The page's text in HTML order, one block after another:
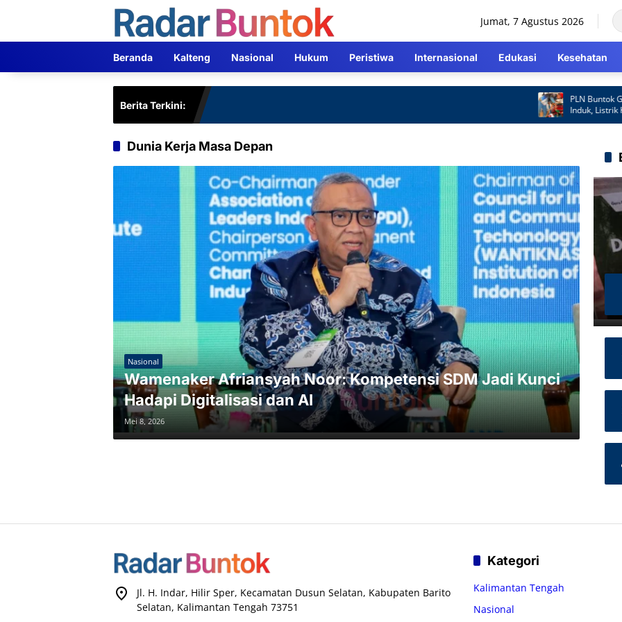
Jumat, 7 Agustus 2026
Beranda Kalteng Nasional Hukum Peristiwa Internasional Edukasi Kesehatan
Berita Terkini:
PLN Buntok Gerak
Induk, Listrik
Cepat
Dunia Kerja Masa Depan
Nasional
Wamenaker Afriansyah Noor: Kompetensi SDM Jadi Kunci
Hadapi Digitalisasi dan AI
Mei 8, 2026
Jl. H. Indar, Hilir Sper, Kecamatan Dusun Selatan, Kabupaten Barito
Selatan, Kalimantan Tengah 73751
Kategori
Kalimantan Tengah
Nasional